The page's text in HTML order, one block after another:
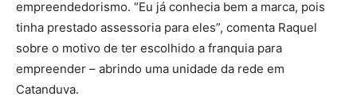
empreendedorismo. “Eu já conhecia bem a marca, pois
tinha prestado assessoria para eles”, comenta Raquel
sobre o motivo de ter escolhido a franquia para
empreender – abrindo uma unidade da rede em
Catanduva.